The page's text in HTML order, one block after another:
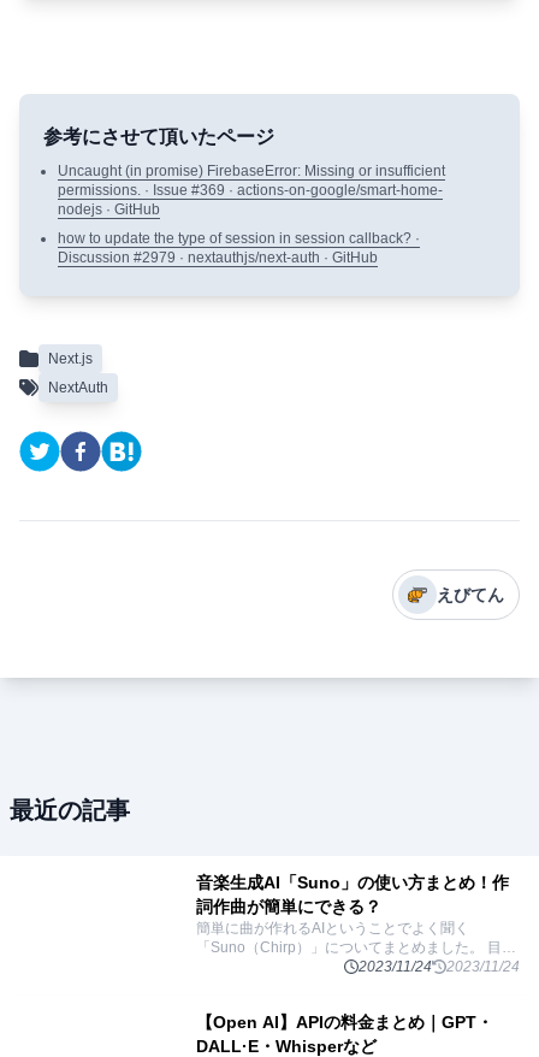
Uncaught (in promise) FirebaseError: Missing or insufficient
permissions. · Issue #369 · actions-on-google/smart-home-
nodejs · GitHub
how to update the type of session in session callback? ·
Discussion #2979 · nextauthjs/next-auth · GitHub
Next.js
NextAuth
えびてん
最近の記事
音楽生成AI「Suno」の使い方まとめ！作
詞作曲が簡単にできる？
簡単に曲が作れるAIということでよく聞く
「Suno（Chirp）」についてまとめました。 目次
「Suno」とはテキストからさまざまな音声を生成
2023/11/24 2023/11/24
【Open AI】APIの料金まとめ｜GPT・
DALL·E・Whisperなど